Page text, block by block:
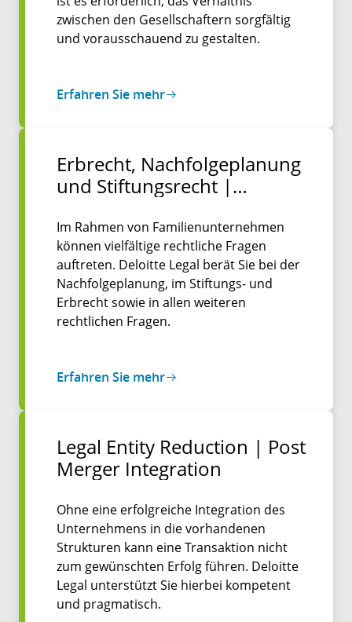
zwischen den Gesellschaftern sorgfältig
und vorausschauend zu gestalten.
Erfahren Sie mehr
Erbrecht, Nach­folge­­planung
und Stiftungs­­recht |
Im Rahmen von Familienunternehmen
können vielfältige rechtliche Fragen
auftreten. Deloitte Legal berät Sie bei der
Nachfolgeplanung, im Stiftungs- und
Erbrecht sowie in allen weiteren
rechtlichen Fragen.
Erfahren Sie mehr
Legal Entity Reduction | Post
Merger Inte­gration
Ohne eine erfolgreiche Integration des
Unternehmens in die vorhandenen
Strukturen kann eine Transaktion nicht
zum gewünschten Erfolg führen. Deloitte
Legal unterstützt Sie hierbei kompetent
und pragmatisch.